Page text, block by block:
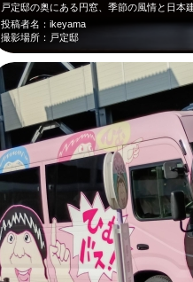
戸定邸の奥にある円窓、季節の風情と日本
投稿者名：ikeyama
撮影場所：戸定邸